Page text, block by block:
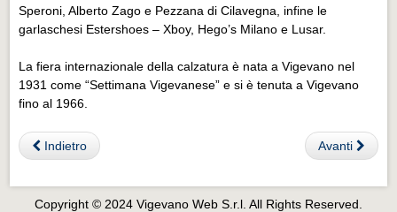
Speroni, Alberto Zago e Pezzana di Cilavegna, infine le
garlaschesi Estershoes – Xboy, Hego’s Milano e Lusar.
La fiera internazionale della calzatura è nata a Vigevano nel
1931 come “Settimana Vigevanese” e si è tenuta a Vigevano
fino al 1966.
Indietro Avanti
Copyright © 2024 Vigevano Web S.r.l. All Rights Reserved.